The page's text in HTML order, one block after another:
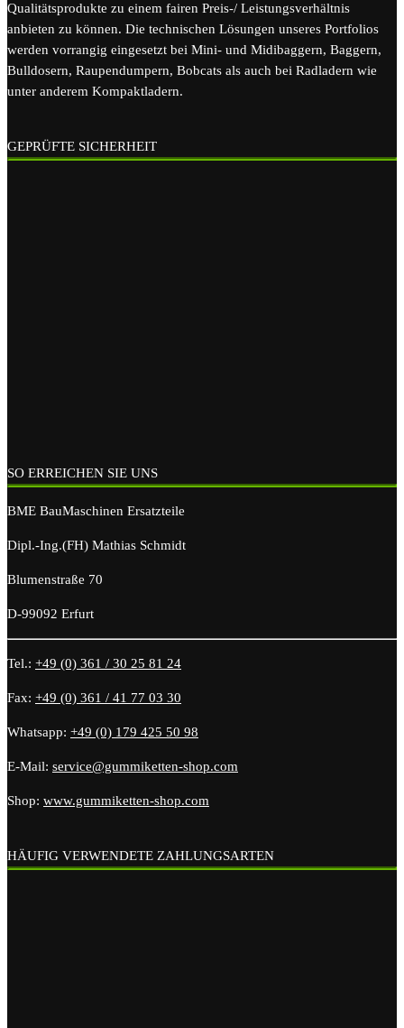
Qualitätsprodukte zu einem fairen Preis-/ Leistungsverhältnis
anbieten zu können. Die technischen Lösungen unseres Portfolios
werden vorrangig eingesetzt bei Mini- und Midibaggern, Baggern,
Bulldosern, Raupendumpern, Bobcats als auch bei Radladern wie
unter anderem Kompaktladern.
GEPRÜFTE SICHERHEIT
SO ERREICHEN SIE UNS
BME BauMaschinen Ersatzteile
Dipl.-Ing.(FH) Mathias Schmidt
Blumenstraße 70
D-99092 Erfurt
Tel.: +49 (0) 361 / 30 25 81 24
Fax: +49 (0) 361 / 41 77 03 30
Whatsapp: +49 (0) 179 425 50 98
E-Mail: service@gummiketten-shop.com
Shop: www.gummiketten-shop.com
HÄUFIG VERWENDETE ZAHLUNGSARTEN